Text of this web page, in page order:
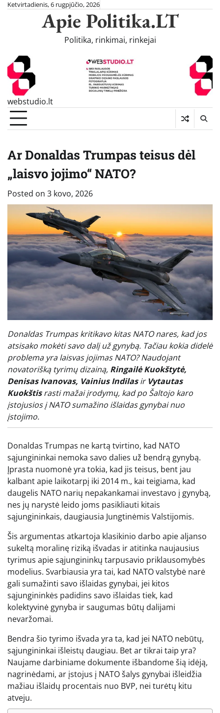
SkipKetvirtadienis, 6 rugpjūčio, 2026
Apie Politika.LT
Politika, rinkimai, rinkejai
webstudio.lt
Ar Donaldas Trumpas teisus dėl
„laisvo jojimo“ NATO?
Posted on 3 kovo, 2026
Donaldas Trumpas kritikavo kitas NATO nares, kad jos
atsisako mokėti savo dalį už gynybą. Tačiau kokia didelė
problema yra laisvas jojimas NATO? Naudojant
novatorišką tyrimų dizainą, Ringailė Kuokštytė,
Denisas Ivanovas, Vainius Indilasir Vytautas
Kuokštisrasti mažai įrodymų, kad po Šaltojo karo
įstojusios į NATO sumažino išlaidas gynybai nuo
įstojimo.
Donaldas Trumpas ne kartą tvirtino, kad NATO
sąjungininkai nemoka savo dalies už bendrą gynybą.
Įprasta nuomonė yra tokia, kad jis teisus, bent jau
kalbant apie laikotarpį iki 2014 m., kai teigiama, kad
daugelis NATO narių nepakankamai investavo į gynybą,
nes jų narystė leido joms pasikliauti kitais
sąjungininkais, daugiausia Jungtinėmis Valstijomis.
Šis argumentas atkartoja klasikinio darbo apie aljanso
sukeltą moralinę riziką išvadas ir atitinka naujausius
tyrimus apie sąjungininkų tarpusavio priklausomybės
modelius. Svarbiausia yra tai, kad NATO valstybė narė
gali sumažinti savo išlaidas gynybai, jei kitos
sąjungininkės padidins savo išlaidas tiek, kad
kolektyvinė gynyba ir saugumas būtų dalijami
nevaržomai.
Bendra šio tyrimo išvada yra ta, kad jei NATO nebūtų,
sąjungininkai išleistų daugiau. Bet ar tikrai taip yra?
Naujame darbiniame dokumente išbandome šią idėją,
nagrinėdami, ar įstojus į NATO šalys gynybai išleidžia
mažiau išlaidų procentais nuo BVP, nei turėtų kitu
atveju.